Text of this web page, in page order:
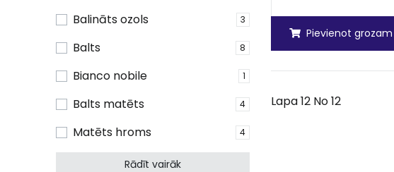
Balināts ozols 3
Balts 8
Bianco nobile 1
Balts matēts 4
Matēts hroms 4
Rādīt vairāk
Pievienot grozam
Lapa 12 No 12